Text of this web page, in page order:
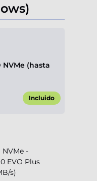
NVMe (hasta
Incluido
NVMe -
EVO Plus
s)